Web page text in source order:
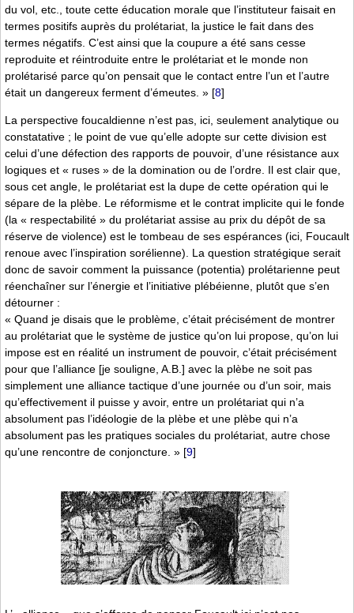
du vol, etc., toute cette éducation morale que l’instituteur faisait en
termes positifs auprès du prolétariat, la justice le fait dans des
termes négatifs. C’est ainsi que la coupure a été sans cesse
reproduite et réintroduite entre le prolétariat et le monde non
prolétarisé parce qu’on pensait que le contact entre l’un et l’autre
était un dangereux ferment d’émeutes. » [8]
La perspective foucaldienne n’est pas, ici, seulement analytique ou
constatative ; le point de vue qu’elle adopte sur cette division est
celui d’une défection des rapports de pouvoir, d’une résistance aux
logiques et « ruses » de la domination ou de l’ordre. Il est clair que,
sous cet angle, le prolétariat est la dupe de cette opération qui le
sépare de la plèbe. Le réformisme et le contrat implicite qui le fonde
(la « respectabilité » du prolétariat assise au prix du dépôt de sa
réserve de violence) est le tombeau de ses espérances (ici, Foucault
renoue avec l’inspiration sorélienne). La question stratégique serait
donc de savoir comment la puissance (potentia) prolétarienne peut
réenchaîner sur l’énergie et l’initiative plébéienne, plutôt que s’en
détourner :
« Quand je disais que le problème, c’était précisément de montrer
au prolétariat que le système de justice qu’on lui propose, qu’on lui
impose est en réalité un instrument de pouvoir, c’était précisément
pour que l’alliance [je souligne, A.B.] avec la plèbe ne soit pas
simplement une alliance tactique d’une journée ou d’un soir, mais
qu’effectivement il puisse y avoir, entre un prolétariat qui n’a
absolument pas l’idéologie de la plèbe et une plèbe qui n’a
absolument pas les pratiques sociales du prolétariat, autre chose
qu’une rencontre de conjoncture. » [9]